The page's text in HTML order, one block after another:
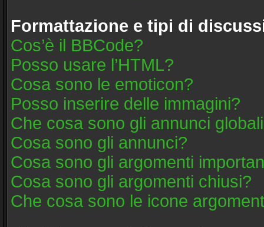
Formattazione e tipi di
Cos’è il BBCode?
Posso usare l’HTML?
Cosa sono le emoticon?
Posso inserire delle immagini?
Che cosa sono gli annunci
Cosa sono gli annunci?
Cosa sono gli argomenti
Cosa sono gli argomenti chiusi?
Che cosa sono le icone